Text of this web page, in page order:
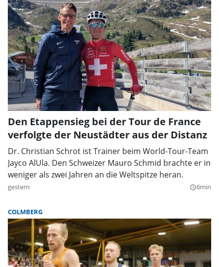
Den Etappensieg bei der Tour de France
verfolgte der Neustädter aus der Distanz
Dr. Christian Schrot ist Trainer beim World-Tour-Team
Jayco AlUla. Den Schweizer Mauro Schmid brachte er in
weniger als zwei Jahren an die Weltspitze heran.
gestern query_builder6min
COLMBERG